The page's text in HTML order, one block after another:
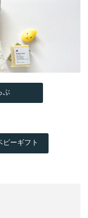
ぶ
ビーギフト